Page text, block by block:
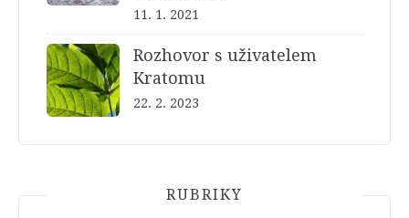
11. 1. 2021
Rozhovor s uživatelem
Kratomu
22. 2. 2023
RUBRIKY